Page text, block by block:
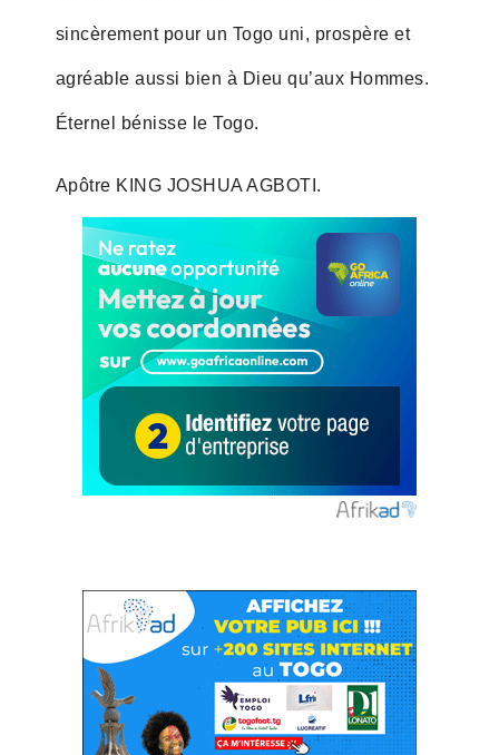
sincèrement pour un Togo uni, prospère et
agréable aussi bien à Dieu qu’aux Hommes.
Éternel bénisse le Togo.
Apôtre KING JOSHUA AGBOTI.